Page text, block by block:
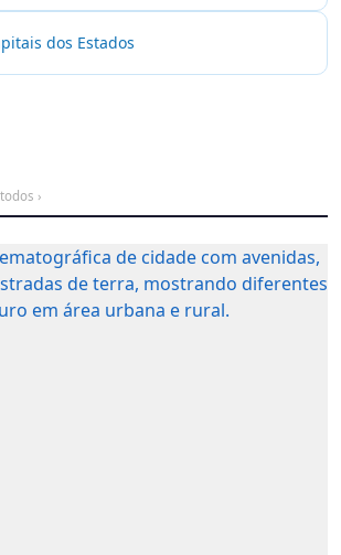
dos Estados
›